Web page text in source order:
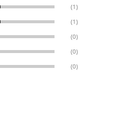
(1)
(1)
(0)
(0)
(0)